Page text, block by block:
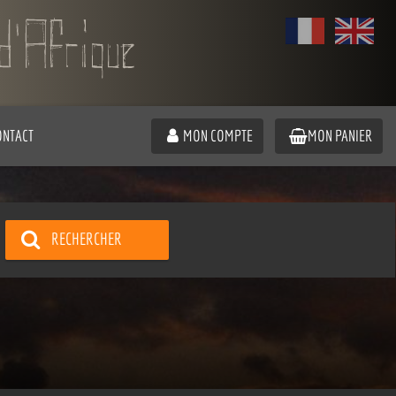
MON COMPTE MON PANIER
RECHERCHER